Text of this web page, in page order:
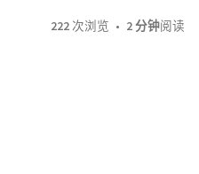
222次浏览 2 分钟阅读